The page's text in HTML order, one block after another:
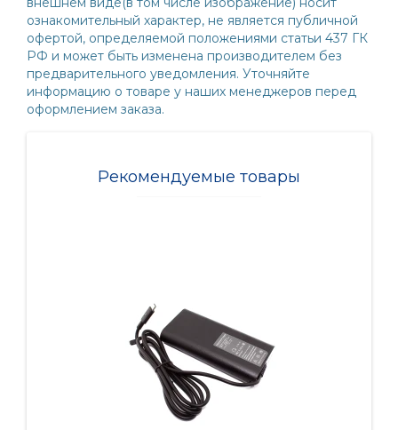
ознакомительный характер, не является публичной
офертой, определяемой положениями статьи 437 ГК
РФ и может быть изменена производителем без
предварительного уведомления. Уточняйте
информацию о товаре у наших менеджеров перед
оформлением заказа.
Рекомендуемые товары